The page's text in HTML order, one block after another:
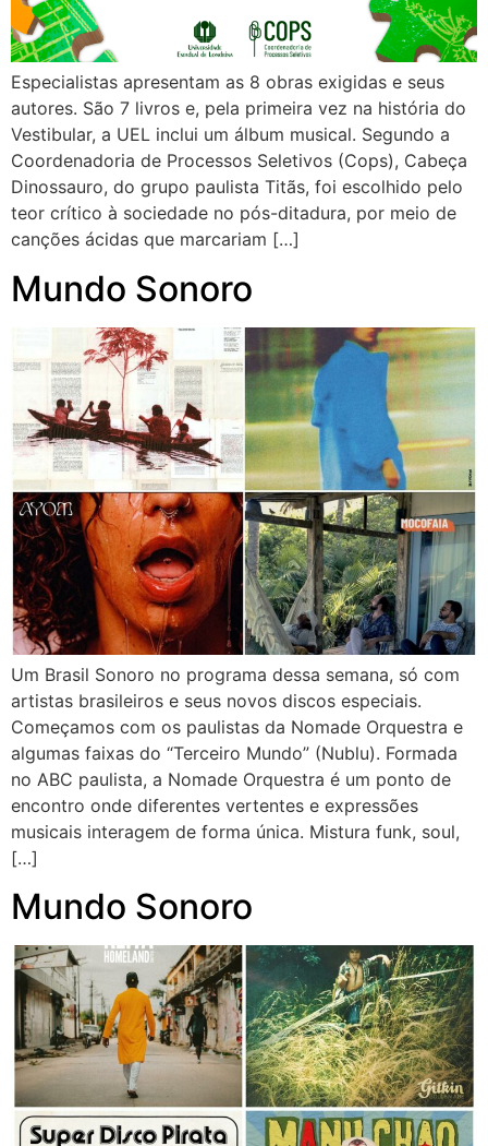
Especialistas apresentam as 8 obras exigidas e seus
autores. São 7 livros e, pela primeira vez na história do
Vestibular, a UEL inclui um álbum musical. Segundo a
Coordenadoria de Processos Seletivos (Cops), Cabeça
Dinossauro, do grupo paulista Titãs, foi escolhido pelo
teor crítico à sociedade no pós-ditadura, por meio de
canções ácidas que marcariam […]
Mundo Sonoro
Um Brasil Sonoro no programa dessa semana, só com
artistas brasileiros e seus novos discos especiais.
Começamos com os paulistas da Nomade Orquestra e
algumas faixas do “Terceiro Mundo” (Nublu). Formada
no ABC paulista, a Nomade Orquestra é um ponto de
encontro onde diferentes vertentes e expressões
musicais interagem de forma única. Mistura funk, soul,
[…]
Mundo Sonoro